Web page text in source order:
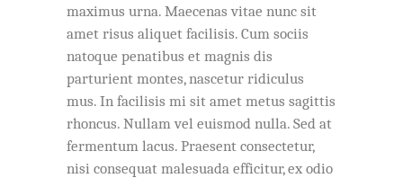
maximus urna. Maecenas vitae nunc sit
amet risus aliquet facilisis. Cum sociis
natoque penatibus et magnis dis
parturient montes, nascetur ridiculus
mus. In facilisis mi sit amet metus sagittis
rhoncus. Nullam vel euismod nulla. Sed at
fermentum lacus. Praesent consectetur,
nisi consequat malesuada efficitur, ex odio